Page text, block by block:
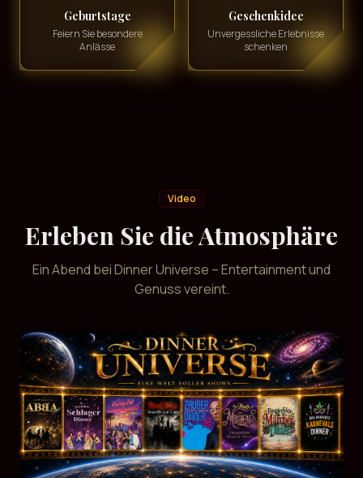
Geburtstage
Feiern Sie besondere
Anlässe
Geschenkidee
Unvergessliche Erlebnisse
schenken
Video
Erleben Sie die Atmosphäre
Ein Abend bei Dinner Universe – Entertainment und
Genuss vereint.